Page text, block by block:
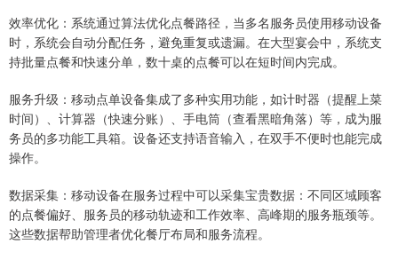
效率优化：系统通过算法优化点餐路径，当多名服务员使用移动设备
时，系统会自动分配任务，避免重复或遗漏。在大型宴会中，系统支
持批量点餐和快速分单，数十桌的点餐可以在短时间内完成。
服务升级：移动点单设备集成了多种实用功能，如计时器（提醒上菜
时间）、计算器（快速分账）、手电筒（查看黑暗角落）等，成为服
务员的多功能工具箱。设备还支持语音输入，在双手不便时也能完成
操作。
数据采集：移动设备在服务过程中可以采集宝贵数据：不同区域顾客
的点餐偏好、服务员的移动轨迹和工作效率、高峰期的服务瓶颈等。
这些数据帮助管理者优化餐厅布局和服务流程。